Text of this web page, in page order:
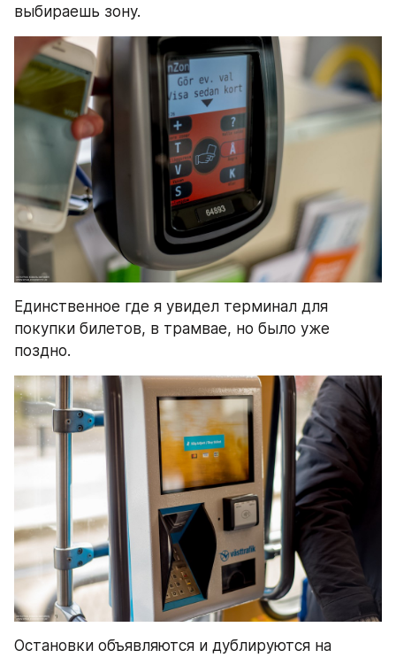
выбираешь зону.
Единственное где я увидел терминал для
покупки билетов, в трамвае, но было уже
поздно.
Остановки объявляются и дублируются на